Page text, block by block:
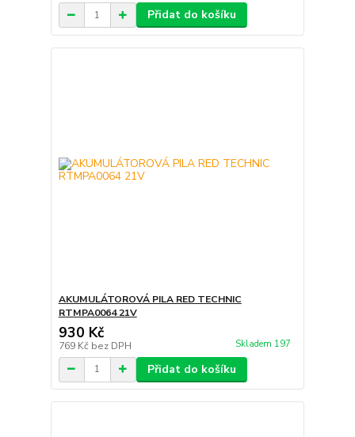
Přidat do košíku
AKUMULÁTOROVÁ PILA RED TECHNIC
RTMPA0064 21V
930 Kč
769 Kč bez DPH Skladem 197
Přidat do košíku